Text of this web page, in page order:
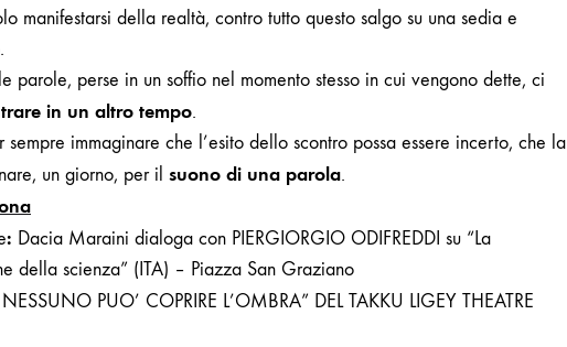
manifestarsi della realtà, contro tutto questo salgo su una sedia e
parole, perse in un soffio nel momento stesso in cui vengono dette, ci
in un altro tempo.
immaginare che l’esito dello scontro possa essere incerto, che la
un giorno, per il suono di una parola.
: Dacia Maraini dialoga con PIERGIORGIO ODIFREDDI su “La
della scienza” (ITA) – Piazza San Graziano
NESSUNO PUO’ COPRIRE L’OMBRA” DEL TAKKU LIGEY THEATRE